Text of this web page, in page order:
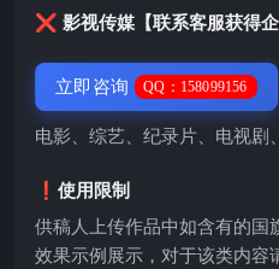
❌ 影视传媒【联系客服获得企
立即咨询 QQ：158099156
电影、综艺、纪录片、电视剧
❗️使用限制
供稿人上传作品中如含有的国
效果示例展示，对于该类内容